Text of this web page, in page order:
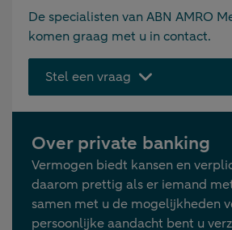
De specialisten van ABN AMRO
komen graag met u in contact.
Stel een vraag
Over private banking
Vermogen biedt kansen en
daarom prettig als er iemand
samen met u de mogelijkheden
persoonlijke aandacht bent u